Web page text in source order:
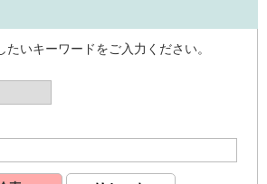
たいキーワードをご入力ください。